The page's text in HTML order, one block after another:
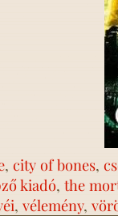
, city of bones,
kiadó, the
, vélemény,